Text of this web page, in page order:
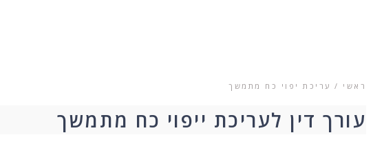
ראשי / עריכת יפוי כח מתמשך
עורך דין לעריכת ייפוי כח מתמשך